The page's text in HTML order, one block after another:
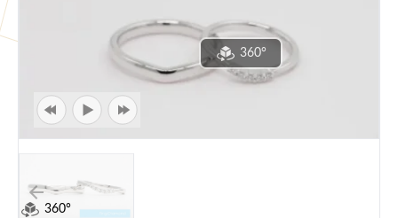
360°
360°